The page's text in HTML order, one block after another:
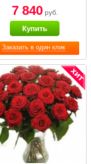
Заказать в один клик
7 840руб.
Купить